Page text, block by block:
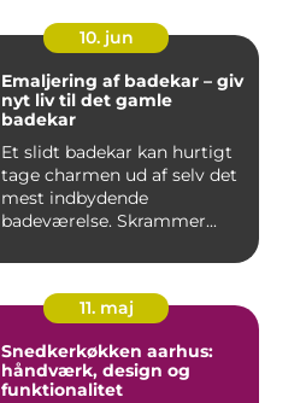
10. jun
Emaljering af badekar – giv
nyt liv til det gamle
badekar
Et slidt badekar kan hurtigt
tage charmen ud af selv det
mest indbydende
badeværelse. Skrammer...
11. maj
Snedkerkøkken aarhus:
håndværk, design og
funktionalitet